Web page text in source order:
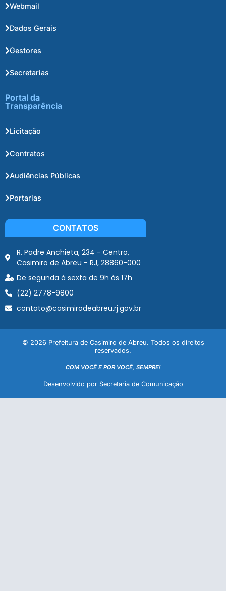
Webmail
Dados Gerais
Gestores
Secretarias
Portal da
Transparência
Licitação
Contratos
Audiências Públicas
Portarias
CONTATOS
R. Padre Anchieta, 234 - Centro,
Casimiro de Abreu - RJ, 28860-000
De segunda à sexta de 9h às 17h
(22) 2778-9800
contato@casimirodeabreu.rj.gov.br
© 2026 Prefeitura de Casimiro de Abreu. Todos os direitos
reservados.
COM VOCÊ E POR VOCÊ, SEMPRE!
Desenvolvido por Secretaria de Comunicação